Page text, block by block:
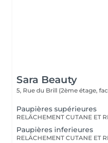
Sara Beauty
5, Rue du Brill (2ème étage,
Paupières supérieures
Paupières inferieures